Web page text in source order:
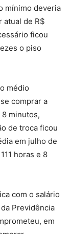
mínimo deveria
atual de R$
ficou
o piso
médio
comprar a
minutos,
de troca ficou
em julho de
horas e 8
com o salário
Previdência
em